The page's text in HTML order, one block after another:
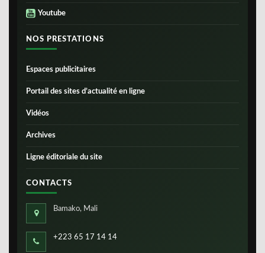
Youtube
NOS PRESTATIONS
Espaces publicitaires
Portail des sites d’actualité en ligne
Vidéos
Archives
Ligne éditoriale du site
CONTACTS
Bamako, Mali
+223 65 17 14 14